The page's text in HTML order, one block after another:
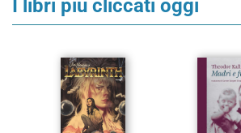
I libri più cliccati oggi